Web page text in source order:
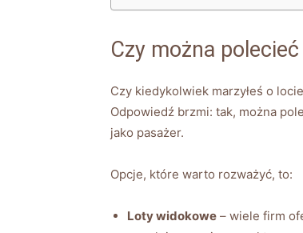
Czy‍ można‍
Czy kiedykolwiek marzyłeś o
Odpowiedź‌ brzmi: ‌tak, można
‌jako​ pasażer.
Opcje, które warto rozważyć, to:
Loty widokowe – wiele firm